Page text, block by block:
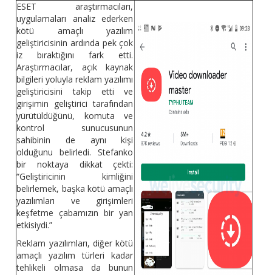
ESET araştırmacıları,
uygulamaları analiz ederken
kötü amaçlı yazılım
geliştiricisinin ardında pek çok
iz bıraktığını fark etti.
Araştırmacılar, açık kaynak
bilgileri yoluyla reklam yazılımı
geliştiricisini takip etti ve
girişimin geliştirici tarafından
yürütüldüğünü, komuta ve
kontrol sunucusunun
sahibinin de aynı kişi
olduğunu belirledi. Stefanko
bir noktaya dikkat çekti:
“Geliştiricinin kimliğini
belirlemek, başka kötü amaçlı
yazılımları ve girişimleri
keşfetme çabamızın bir yan
etkisiydi.”
Reklam yazılımları, diğer kötü
amaçlı yazılım türleri kadar
tehlikeli olmasa da bunun